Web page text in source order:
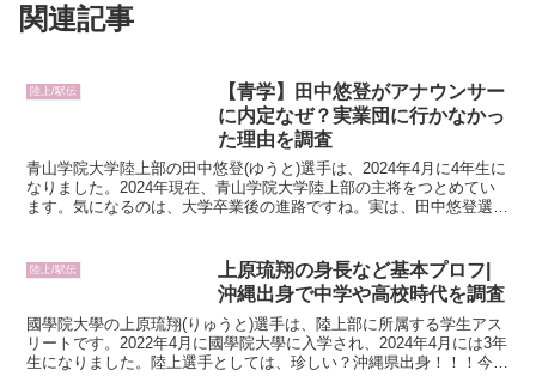
関連記事
陸上/駅伝
【青学】田中悠登がアナウンサー
に内定なぜ？実業団に行かなかっ
た理由を調査
青山学院大学陸上部の田中悠登(ゆうと)選手は、2024年4月に4年生に
なりました。2024年現在、青山学院大学陸上部の主将をつとめてい
ます。気になるのは、大学卒業後の進路ですね。実は、田中悠登選手
陸上/駅伝
上原琉翔の身長など基本プロフ|
沖縄出身で中学や高校時代を調査
國學院大學の上原琉翔(りゅうと)選手は、陸上部に所属する学生アス
リートです。2022年4月に國學院大學に入学され、2024年4月には3年
生になりました。陸上選手としては、珍しい？沖縄県出身！！！今回